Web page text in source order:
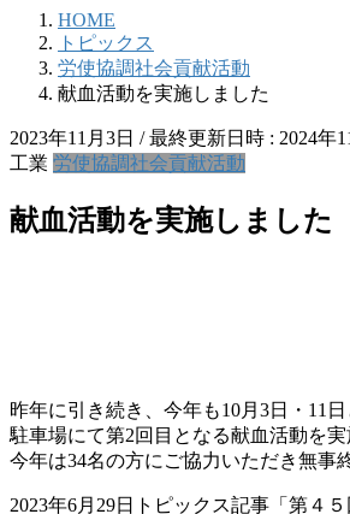
HOME
トピックス
労使協調社会貢献活動
献血活動を実施しました
2023年11月3日 / 最終更新日時 : 2024年
工業 労使協調社会貢献活動
献血活動を実施しました
昨年に引き続き、今年も10月3日・11
駐車場にて第2回目となる献血活動を実
今年は34名の方にご協力いただき無事
2023年6月29日トピックス記事「第４